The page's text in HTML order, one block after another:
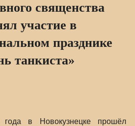
священства
участие в
празднике
танкиста»
в Новокузнецке прошёл